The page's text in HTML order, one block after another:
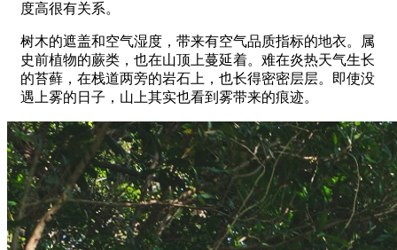
度高很有关系。
树木的遮盖和空气湿度，带来有空气品质指标的地衣。属
史前植物的蕨类，也在山顶上蔓延着。难在炎热天气生长
的苔藓，在栈道两旁的岩石上，也长得密密层层。即使没
遇上雾的日子，山上其实也看到雾带来的痕迹。